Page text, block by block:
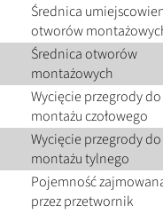
Średnica
otworów
Średnica otworów
montażowych
Wycięcie przegrody do
montażu czołowego
Wycięcie przegrody do
montażu tylnego
Pojemność
przez przetwornik